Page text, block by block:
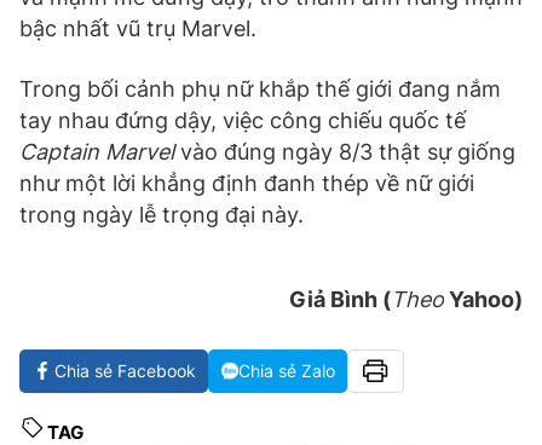
bậc nhất vũ trụ Marvel.
Trong bối cảnh phụ nữ khắp thế giới đang nắm
tay nhau đứng dậy, việc công chiếu quốc tế
Captain Marvelvào đúng ngày 8/3 thật sự giống
như một lời khẳng định đanh thép về nữ giới
trong ngày lễ trọng đại này.
Giả Bình (TheoYahoo)
Chia sẻ Facebook Chia sẻ Zalo
TAG